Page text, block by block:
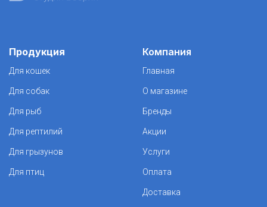
Продукция
Для кошек
Для собак
Для рыб
Для рептилий
Для грызунов
Для птиц
Компания
Главная
О магазине
Бренды
Акции
Услуги
Оплата
Доставка